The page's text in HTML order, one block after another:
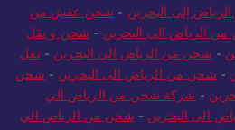
إلى البحرين - شحن عفش من
الرياض الى البحرين - شحن و نقل
- شحن من الرياض الي البحرين - نقل
- شحن من الرياض الى البحرين - شحن
- شركة شحن من الرياض الي
الى البحرين - شحن من الرياض الي